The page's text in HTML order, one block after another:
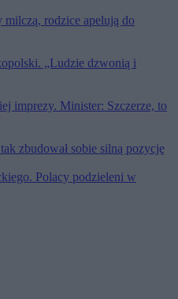
rodzice apelują do
„Ludzie dzwonią i
imprezy. Minister: Szczerze, to
zbudował sobie silną pozycję
Polacy podzieleni w